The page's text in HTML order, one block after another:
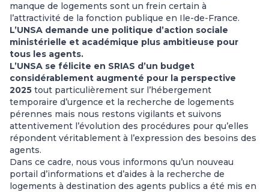
manque de logements sont un frein certain à
l’attractivité de la fonction publique en Ile-de-France.
L’UNSA demande une politique d’action sociale
ministérielle et académique plus ambitieuse pour
tous les agents.
L’UNSA se félicite en SRIAS d’un budget
considérablement augmenté pour la perspective
2025 tout particulièrement sur l’hébergement
temporaire d’urgence et la recherche de logements
pérennes mais nous restons vigilants et suivons
attentivement l’évolution des procédures pour qu’elles
répondent véritablement à l’expression des besoins des
agents.
Dans ce cadre, nous vous informons qu’un nouveau
portail d’informations et d’aides à la recherche de
logements à destination des agents publics a été mis en